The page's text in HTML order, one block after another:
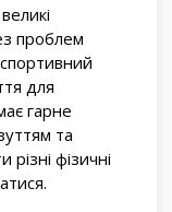
проблем
для
гарне
та
фізичні